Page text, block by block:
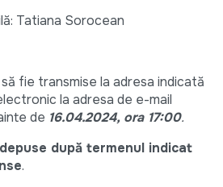
Tatiana Sorocean
fie transmise la adresa indicată
la adresa de e-mail
de 16.04.2024, ora 17:00.
după termenul indicat
.